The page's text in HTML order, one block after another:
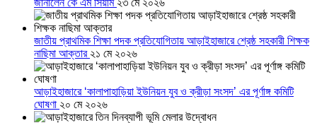
জানালেন কে এম সিয়াম ২৩ মে ২০২৬
জাতীয় প্রাথমিক শিক্ষা পদক প্রতিযোগিতায় আড়াইহাজারে শ্রেষ্ঠ সহকারী শিক্ষক
নাছিমা আক্তার ২১ মে ২০২৬
আড়াইহাজারে ‘কালাপাহাড়িয়া ইউনিয়ন যুব ও ক্রীড়া সংসদ’ এর পূর্ণাঙ্গ কমিটি
ঘোষণা ২০ মে ২০২৬